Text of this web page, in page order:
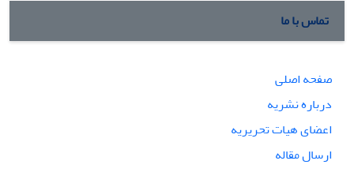
تماس با ما
صفحه اصلی
درباره نشریه
اعضای هیات تحریریه
ارسال مقاله